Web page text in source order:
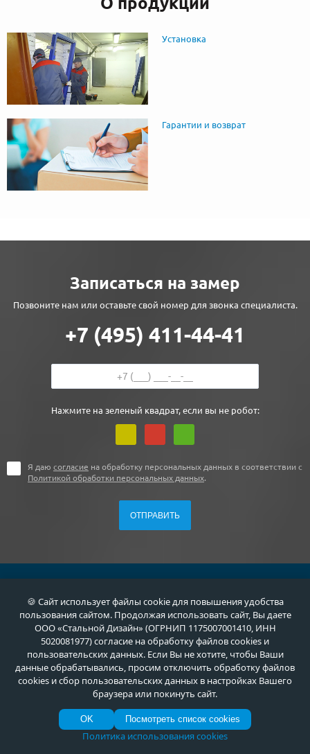
Установка
Гарантии и возврат
Записаться на замер
Позвоните нам или оставьте свой номер для звонка специалиста.
+7 (495) 411-44-41
Нажмите на зеленый квадрат, если вы не робот:
Я даю согласие на обработку персональных данных в соответствии с
Политикой обработки персональных данных.
+7 (495) 411-44-41
г. Москва, ул. Флотская, д. 5А
info@meta-m.ru
Найти:
Услуги
🍪 Сайт использует файлы cookie для повышения удобства
пользования сайтом. Продолжая использовать сайт, Вы даете
ООО «Стальной Дизайн» (ОГРНИП 1175007001410, ИНН
5020081977) согласие на обработку файлов cookies и
пользовательских данных. Если Вы не хотите, чтобы Ваши
данные обрабатывались, просим отключить обработку файлов
cookies и сбор пользовательских данных в настройках Вашего
браузера или покинуть сайт.
OK Посмотреть список cookies
Политика использования cookies